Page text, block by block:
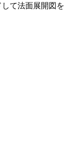
て法面展開図を